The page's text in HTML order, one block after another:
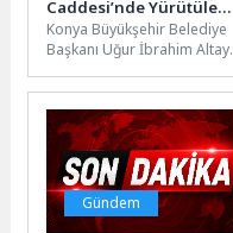
Caddesi’nde Yürütülen
Çevre Düzenleme ve
Meydan Yenileme
Çalışmalarını İnceledi
Konya Büyükşehir Belediye
Başkanı Uğur İbrahim Altay,
Mevlana Caddesi’nde
yürüttükleri Çevre
Düzenleme...
Gündem